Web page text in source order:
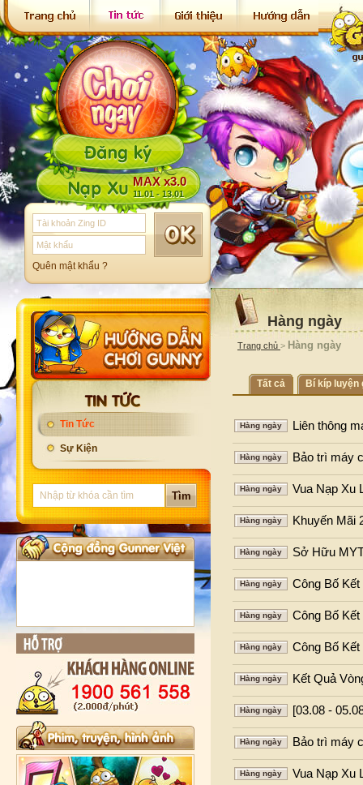
MAX x3.0
11.01 - 13.01
Quên mật khẩu ?
Tin Tức
Sự Kiện
Hàng ngày
Trang chủ > Hàng ngày
Tất cả Bí kíp luyện
Hàng ngày Liên thông
Hàng ngày Bảo trì máy
Hàng ngày Vua Nạp Xu
Hàng ngày Khuyến Mãi
Hàng ngày Sở Hữu
Hàng ngày Công Bố
Hàng ngày Công Bố
Hàng ngày Công Bố
Hàng ngày Kết Quả
Hàng ngày [03.08 -
Hàng ngày Bảo trì máy
Hàng ngày Vua Nạp Xu